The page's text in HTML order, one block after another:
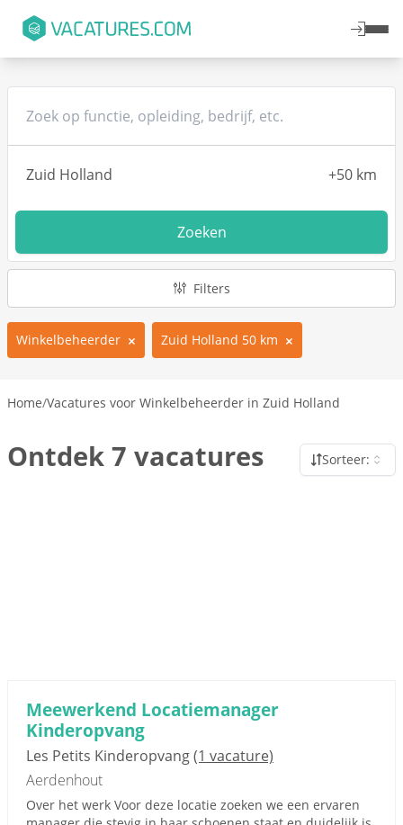
Zoeken
Filters
Winkelbeheerder Zuid Holland 50 km
Home/Vacatures voor Winkelbeheerder in Zuid Holland
Ontdek 7 vacatures Sorteer:
Meewerkend Locatiemanager
Kinderopvang
Les Petits Kinderopvang(1 vacature)
Aerdenhout
Over het werk Voor deze locatie zoeken we een ervaren